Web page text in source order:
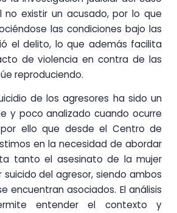
no existir un acusado, por lo que
las condiciones bajo las
el delito, lo que además facilita
de violencia en contra de las
reproduciendo.
de los agresores ha sido un
y poco analizado cuando ocurre
ello que desde el Centro de
en la necesidad de abordar
tanto el asesinato de la mujer
del agresor, siendo ambos
encuentran asociados. El análisis
entender el contexto y